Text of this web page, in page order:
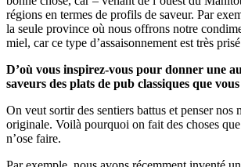
régions en termes de profils de saveur. Par
la seule province où nous offrons notre
miel, car ce type d’assaisonnement est très
D’où vous inspirez-vous pour donner une
saveurs des plats de pub classiques que
On veut sortir des sentiers battus et penser nos
originale. Voilà pourquoi on fait des choses que
n’ose faire.